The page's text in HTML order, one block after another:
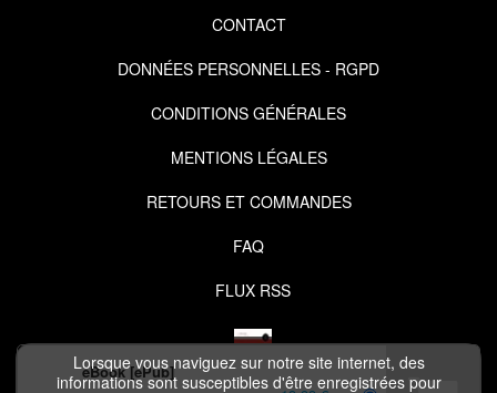
Lorsque vous naviguez sur notre site internet, des
informations sont susceptibles d'être enregistrées pour
eBook [ePub]
CONTACT
DONNÉES PERSONNELLES - RGPD
CONDITIONS GÉNÉRALES
MENTIONS LÉGALES
RETOURS ET COMMANDES
FAQ
FLUX RSS